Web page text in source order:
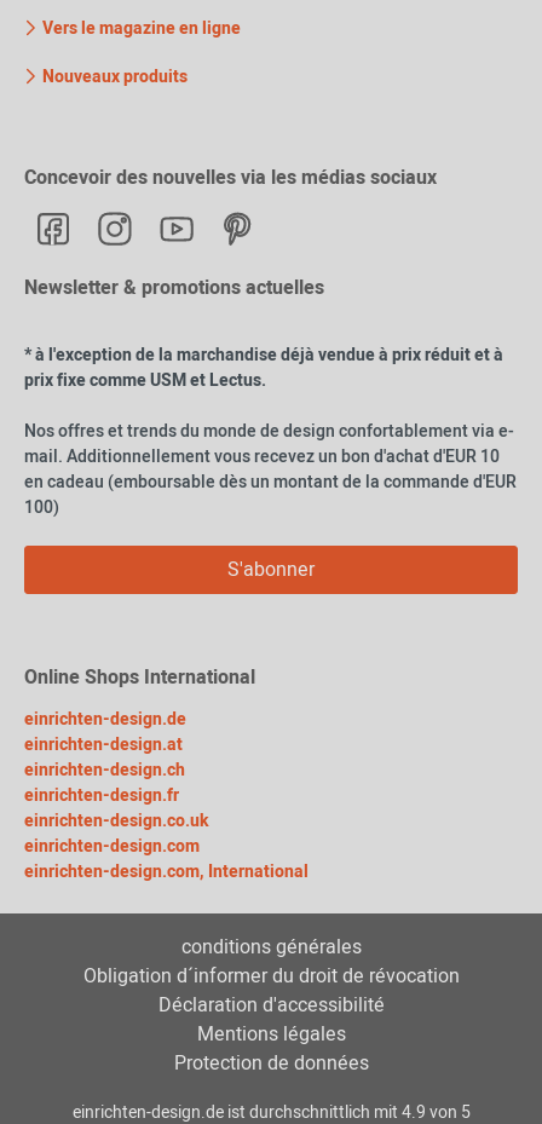
Vers le magazine en ligne
Nouveaux produits
Concevoir des nouvelles via les médias sociaux
Newsletter & promotions actuelles
* à l'exception de la marchandise déjà vendue à prix réduit et à
prix fixe comme USM et Lectus.
Nos offres et trends du monde de design confortablement via e-
mail. Additionnellement vous recevez un bon d'achat d'EUR 10
en cadeau (emboursable dès un montant de la commande d'EUR
100)
S'abonner
Online Shops International
einrichten-design.de
einrichten-design.at
einrichten-design.ch
einrichten-design.fr
einrichten-design.co.uk
einrichten-design.com
einrichten-design.com, International
conditions générales
Obligation d´informer du droit de révocation
Déclaration d'accessibilité
Mentions légales
Protection de données
einrichten-design.deist durchschnittlich mit4.9von 5